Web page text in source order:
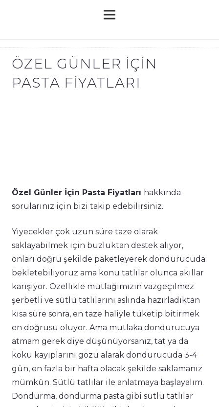
ÖZEL GÜNLER İÇIN
PASTA FIYATLARI
Özel Günler İçin Pasta Fiyatları hakkında
sorularınız için bizi takip edebilirsiniz.
Yiyecekler çok uzun süre taze olarak
saklayabilmek için buzluktan destek alıyor,
onları doğru şekilde paketleyerek dondurucuda
bekletebiliyoruz ama konu tatlılar olunca akıllar
karışıyor. Özellikle mutfağımızın vazgeçilmez
şerbetli ve sütlü tatlılarını aslında hazırladıktan
kısa süre sonra, en taze haliyle tüketip bitirmek
en doğrusu oluyor. Ama mutlaka dondurucuya
atmam gerek diye düşünüyorsanız, tat ya da
koku kayıplarını gözü alarak dondurucuda 3-4
gün, en fazla bir hafta olacak şekilde saklamanız
mümkün. Sütlü tatlılar ile anlatmaya başlayalım.
Dondurma, dondurma pasta gibi sütlü tatlılar